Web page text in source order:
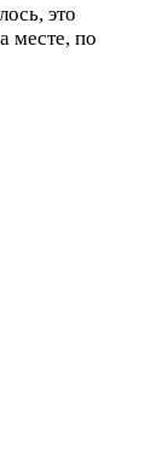
это
месте, по